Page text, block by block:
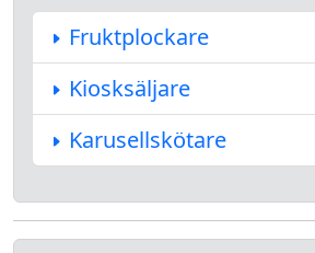
Fruktplockare
Kiosksäljare
Karusellskötare